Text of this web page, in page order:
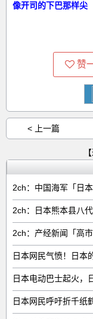
像开司的下巴那样尖
赞
< 上一篇
2ch：中国海军「日
2ch：日本熊本县八
日本电动巴士起火，
日本网民呼吁折千纸